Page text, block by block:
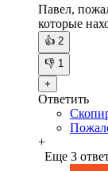
Павел,
которые
👍 2
👎 1
+
Ответить
+
Еще 3